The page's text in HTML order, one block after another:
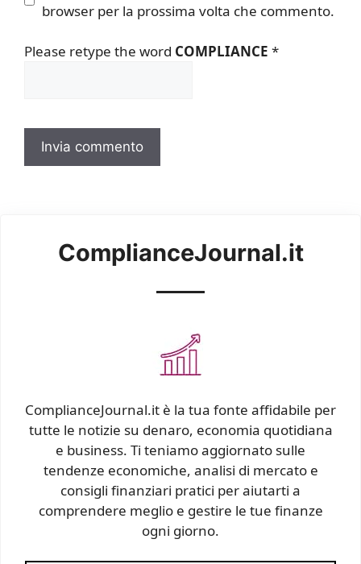
browser per la prossima volta che commento.
Please retype the word COMPLIANCE *
ComplianceJournal.it
ComplianceJournal.it è la tua fonte affidabile per
tutte le notizie su denaro, economia quotidiana
e business. Ti teniamo aggiornato sulle
tendenze economiche, analisi di mercato e
consigli finanziari pratici per aiutarti a
comprendere meglio e gestire le tue finanze
ogni giorno.